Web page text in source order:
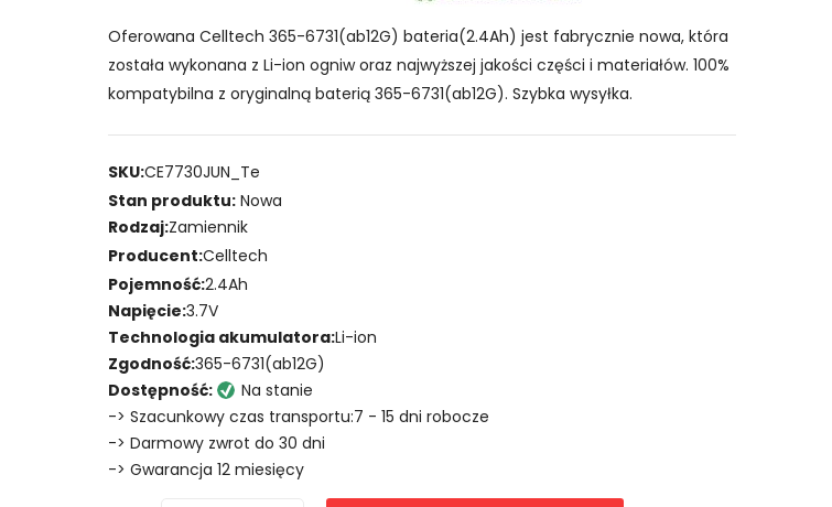
Oferowana Celltech 365-6731(ab12G) bateria(2.4Ah) jest fabrycznie nowa, która
została wykonana z Li-ion ogniw oraz najwyższej jakości części i materiałów. 100%
kompatybilna z oryginalną baterią 365-6731(ab12G). Szybka wysyłka.
SKU:CE7730JUN_Te
Stan produktu: Nowa
Rodzaj:Zamiennik
Producent:Celltech
Pojemność:2.4Ah
Napięcie:3.7V
Technologia akumulatora:Li-ion
Zgodność:365-6731(ab12G)
Dostępność:
Na stanie
-> Szacunkowy czas transportu:7 - 15 dni robocze
-> Darmowy zwrot do 30 dni
-> Gwarancja 12 miesięcy